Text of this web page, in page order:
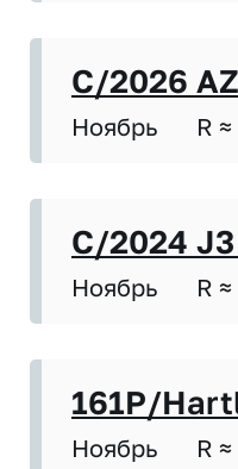
C/2026
Ноябрь R
C/2024
Ноябрь R
161P/
Ноябрь R